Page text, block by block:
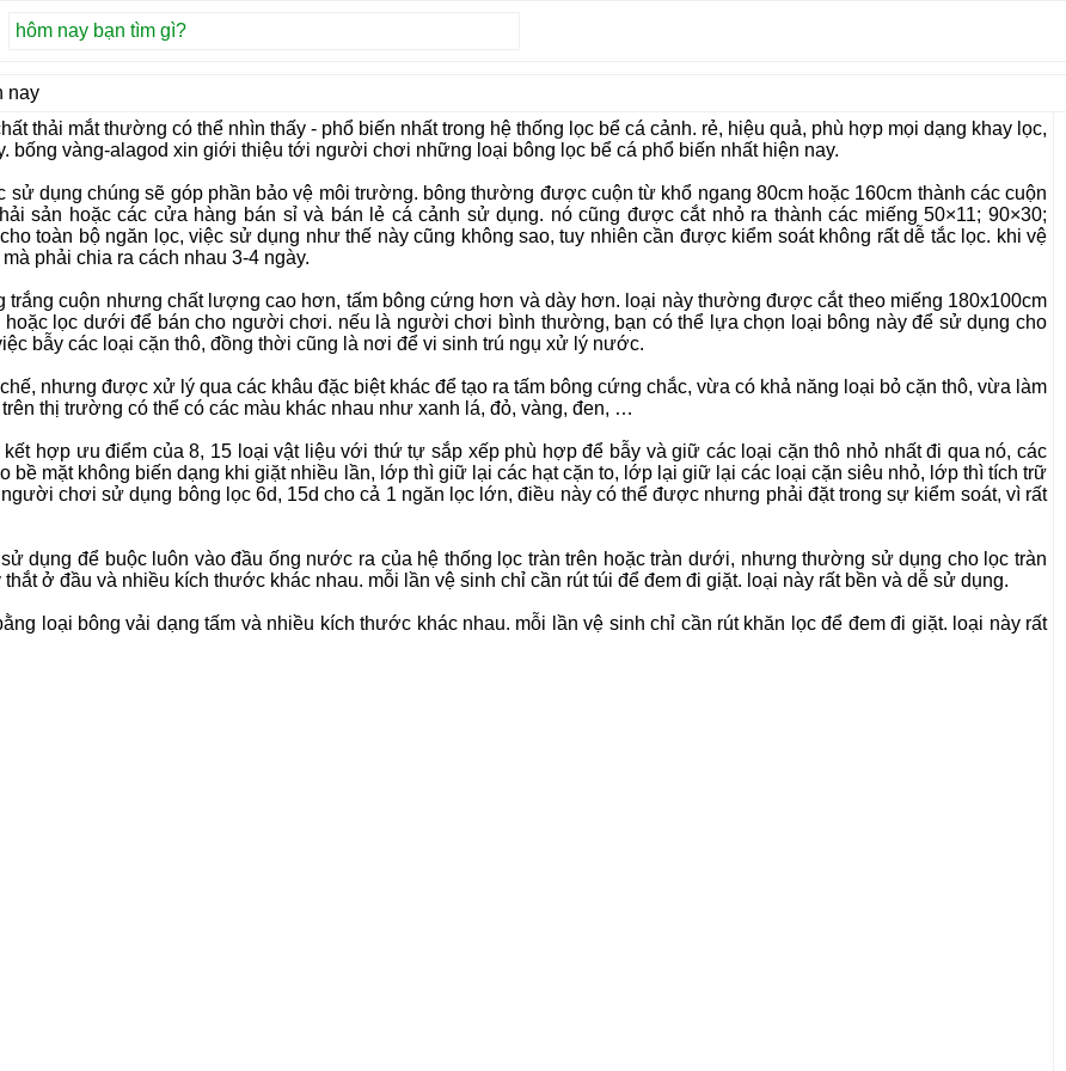
nay
thải mắt thường có thể nhìn thấy - phổ biến nhất trong hệ thống lọc bể cá cảnh. rẻ, hiệu quả, phù hợp mọi dạng khay lọc,
bống vàng-alagod xin giới thiệu tới người chơi những loại bông lọc bể cá phổ biến nhất hiện nay.
dụng chúng sẽ góp phần bảo vệ môi trường. bông thường được cuộn từ khổ ngang 80cm hoặc 160cm thành các cuộn
sản hoặc các cửa hàng bán sỉ và bán lẻ cá cảnh sử dụng. nó cũng được cắt nhỏ ra thành các miếng 50×11; 90×30;
toàn bộ ngăn lọc, việc sử dụng như thế này cũng không sao, tuy nhiên cần được kiểm soát không rất dễ tắc lọc. khi vệ
phải chia ra cách nhau 3-4 ngày.
cuộn nhưng chất lượng cao hơn, tấm bông cứng hơn và dày hơn. loại này thường được cắt theo miếng 180x100cm
lọc dưới để bán cho người chơi. nếu là người chơi bình thường, bạn có thể lựa chọn loại bông này để sử dụng cho
bẫy các loại cặn thô, đồng thời cũng là nơi để vi sinh trú ngụ xử lý nước.
nhưng được xử lý qua các khâu đặc biệt khác để tạo ra tấm bông cứng chắc, vừa có khả năng loại bỏ cặn thô, vừa làm
thị trường có thể có các màu khác nhau như xanh lá, đỏ, vàng, đen, …
hợp ưu điểm của 8, 15 loại vật liệu với thứ tự sắp xếp phù hợp để bẫy và giữ các loại cặn thô nhỏ nhất đi qua nó, các
bề mặt không biến dạng khi giặt nhiều lần, lớp thì giữ lại các hạt cặn to, lớp lại giữ lại các loại cặn siêu nhỏ, lớp thì tích trữ
chơi sử dụng bông lọc 6d, 15d cho cả 1 ngăn lọc lớn, điều này có thể được nhưng phải đặt trong sự kiểm soát, vì rất
dụng để buộc luôn vào đầu ống nước ra của hệ thống lọc tràn trên hoặc tràn dưới, nhưng thường sử dụng cho lọc tràn
ở đầu và nhiều kích thước khác nhau. mỗi lần vệ sinh chỉ cần rút túi để đem đi giặt. loại này rất bền và dễ sử dụng.
loại bông vải dạng tấm và nhiều kích thước khác nhau. mỗi lần vệ sinh chỉ cần rút khăn lọc để đem đi giặt. loại này rất